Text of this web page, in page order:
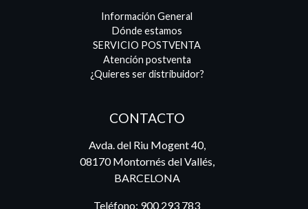
Información General
Dónde estamos
SERVICIO POSTVENTA
Atención postventa
¿Quieres ser distribuidor?
CONTACTO
Avda. del Riu Mogent 40,
08170 Montornés del Vallés,
BARCELONA
Teléfono: 900 293 783